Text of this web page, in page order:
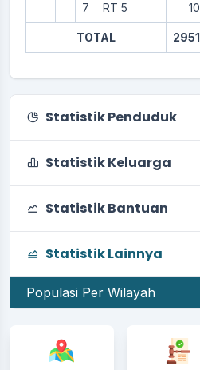
Statistik Penduduk
Statistik Keluarga
Statistik Bantuan
Statistik Lainnya
Populasi Per Wilayah
7 RT 5 10
TOTAL 2951